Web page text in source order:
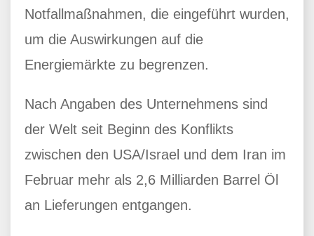
Notfallmaßnahmen, die eingeführt wurden,
um die Auswirkungen auf die
Energiemärkte zu begrenzen.
Nach Angaben des Unternehmens sind
der Welt seit Beginn des Konflikts
zwischen den USA/Israel und dem Iran im
Februar mehr als 2,6 Milliarden Barrel Öl
an Lieferungen entgangen.